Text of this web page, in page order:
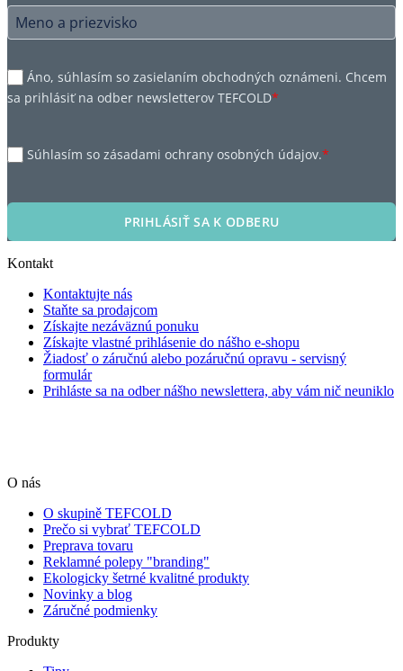
Áno, súhlasím so zasielaním obchodných oznámeni. Chcem
sa prihlásiť na odber newsletterov TEFCOLD*
Súhlasím so zásadami ochrany osobných údajov.*
PRIHLÁSIŤ SA K ODBERU
Kontakt
Kontaktujte nás
Staňte sa prodajcom
Získajte nezáväznú ponuku
Získajte vlastné prihlásenie do nášho e-shopu
Žiadosť o záručnú alebo pozáručnú opravu - servisný
formulár
Prihláste sa na odber nášho newslettera, aby vám nič neuniklo
O nás
O skupině TEFCOLD
Prečo si vybrať TEFCOLD
Preprava tovaru
Reklamné polepy "branding"
Ekologicky šetrné kvalitné produkty
Novinky a blog
Záručné podmienky
Produkty